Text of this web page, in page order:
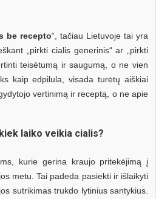
be recepto“, tačiau Lietuvoje tai yra
„pirkti cialis generinis“ ar „pirkti
teisėtumą ir saugumą, o ne vien
kaip edpilula, visada turėtų aiškiai
vertinimą ir receptą, o ne apie
laiko veikia cialis?
kurie gerina kraujo pritekėjimą į
metu. Tai padeda pasiekti ir išlaikyti
sutrikimas trukdo lytinius santykius.